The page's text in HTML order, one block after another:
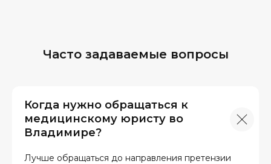
Часто задаваемые вопросы
Когда нужно обращаться к
медицинскому юристу во
Владимире?
Лучше обращаться до направления претензии